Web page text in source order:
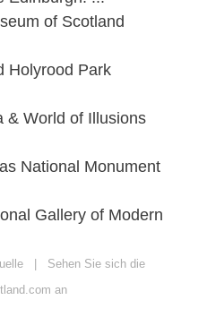
of Scotland
Holyrood Park
& World of Illusions
National Monument
Gallery of Modern
| Sehen Sie sich die
an